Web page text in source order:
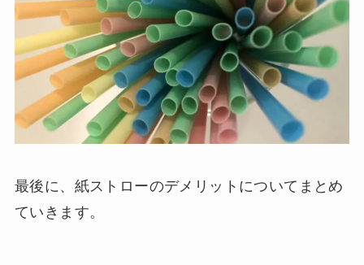
最後に、紙ストローのデメリットについてまとめ
ていきます。